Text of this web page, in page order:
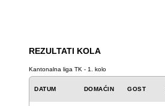
REZULTATI KOLA
Kantonalna liga TK - 1. kolo
DATUM DOMAĆIN GOST